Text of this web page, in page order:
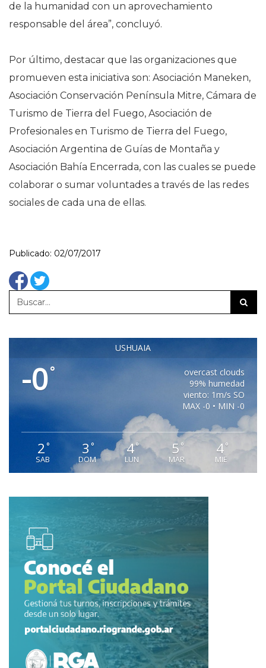
de la humanidad con un aprovechamiento
responsable del área”, concluyó.
Por último, destacar que las organizaciones que
promueven esta iniciativa son: Asociación Maneken,
Asociación Conservación Península Mitre, Cámara de
Turismo de Tierra del Fuego, Asociación de
Profesionales en Turismo de Tierra del Fuego,
Asociación Argentina de Guías de Montaña y
Asociación Bahía Encerrada, con las cuales se puede
colaborar o sumar voluntades a través de las redes
sociales de cada una de ellas.
Publicado: 02/07/2017
USHUAIA
-0°
overcast clouds
99% humedad
viento: 1m/s SO
MAX -0 • MIN -0
2°
SAB
3 °
DOM
4°
LUN
5 °
MAR
4°
MIE